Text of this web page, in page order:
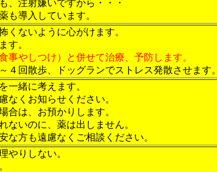
、注射嫌いですから・・・
も導入しています。
くないように心がけます。
す。
事やしつけ）と併せて治療、予防します。
４回散歩、ドッグランでストレス発散させます。
一緒に考えます。
なくお知らせください。
は、お預かりします。
いのに、薬は出しません。
方も遠慮なくご相談ください。
やりしない。